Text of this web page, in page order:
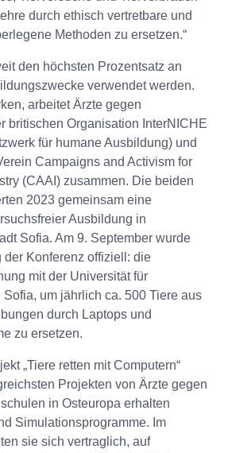
durch ethisch vertretbare und
Methoden zu ersetzen.“
den höchsten Prozentsatz an
verwendet werden.
arbeitet Ärzte gegen
britischen Organisation InterNICHE
für humane Ausbildung) und
Campaigns and Activism for
(CAAI) zusammen. Die beiden
2023 gemeinsam eine
Ausbildung in
Sofia. Am 9. September wurde
der Konferenz offiziell: die
mit der Universität für
Sofia, um jährlich ca. 500 Tiere aus
durch Laptops und
zu ersetzen.
„Tiere retten mit Computern“
Projekten von Ärzte gegen
in Osteuropa erhalten
Simulationsprogramme. Im
sie sich vertraglich, auf